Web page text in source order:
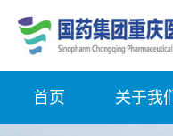
首页 关于我们